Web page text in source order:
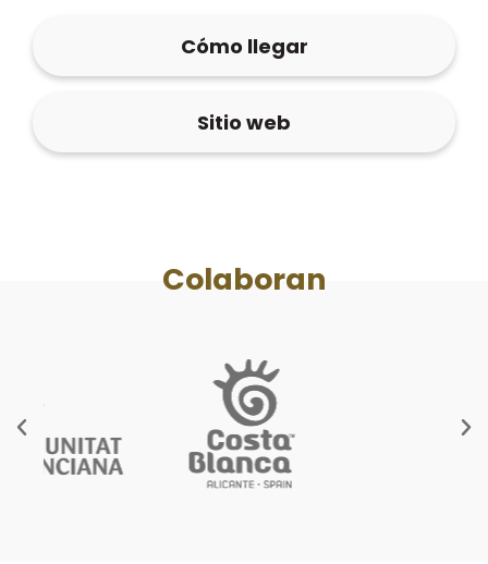
Cómo llegar
Sitio web
Colaboran